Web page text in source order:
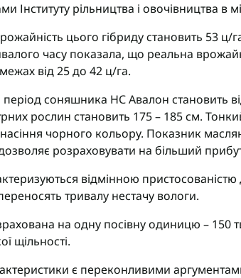
Фунгіциди АХТ
Фунгіциди Альфа Смарт Агро
Фунгіциди Пест ЮА
Фунгіциди Укравіт
Фунгіциди Химагромаркетинг
Фунгіциди BASF
Фунгіциди BAYER
Фунгіциди FMC
Фунгіциди Syngenta
Інституту рільництва і овочівництва в
цього гібриду становить 53 ц/
часу показала, що реальна
від 25 до 42 ц/га.
період соняшника НС Авалон становить
рослин становить 175 – 185 см.
чорного кольору. Показник
розраховувати на більший
відмінною
тривалу нестачу вологи.
на одну посівну одиницю – 150
щільності.
є переконливими